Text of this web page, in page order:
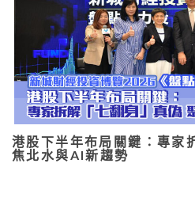
港股下半年布局關鍵：專家
焦北水與AI新趨勢